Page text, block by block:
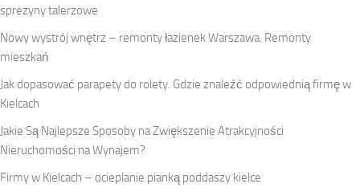
sprezyny talerzowe
Nowy wystrój wnętrz – remonty łazienek Warszawa. Remonty
mieszkań
Jak dopasować parapety do rolety. Gdzie znaleźć odpowiednią firmę w
Kielcach
Jakie Są Najlepsze Sposoby na Zwiększenie Atrakcyjności
Nieruchomości na Wynajem?
Firmy w Kielcach – ocieplanie pianką poddaszy kielce